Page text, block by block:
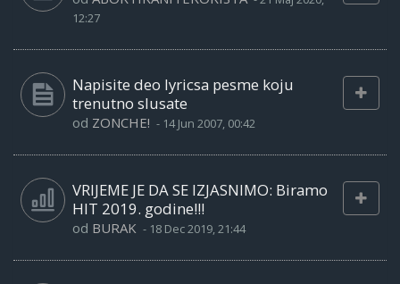
12:27
Napisite deo lyricsa pesme koju
trenutno slusate
od ZONCHE! - 14 Jun 2007, 00:42
VRIJEME JE DA SE IZJASNIMO: Biramo
HIT 2019. godine!!!
od BURAK - 18 Dec 2019, 21:44